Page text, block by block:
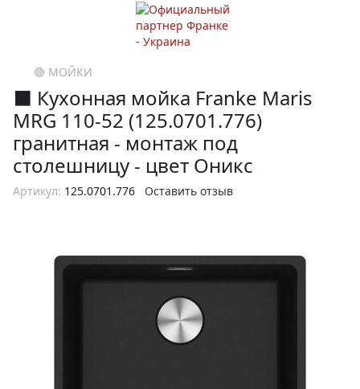
🔴 МОЙКИ
⬛️ Кухонная мойка Franke Maris
MRG 110-52 (125.0701.776)
гранитная - монтаж под
столешницу - цвет Оникс
Артикул: 125.0701.776 Оставить отзыв